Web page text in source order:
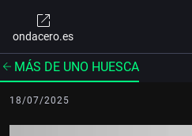
ondacero.es
MÁS DE UNO HUESCA
18/07/2025